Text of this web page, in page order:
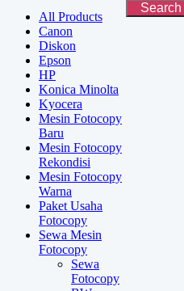
All Products
Canon
Diskon
Epson
HP
Konica Minolta
Kyocera
Mesin Fotocopy
Baru
Mesin Fotocopy
Rekondisi
Mesin Fotocopy
Warna
Paket Usaha
Fotocopy
Sewa Mesin
Fotocopy
Sewa
Fotocopy
Search